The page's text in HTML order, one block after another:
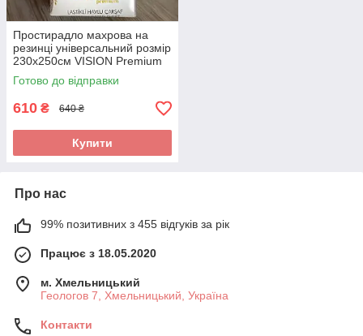
Простирадло махрова на
резинці універсальний розмір
230х250см VISION Premium
Туреччина Колір - Білий
100% Бавовна
Готово до відправки
610 ₴ 640 ₴
Купити
Про нас
99% позитивних з 455 відгуків за рік
Працює з 18.05.2020
м. Хмельницький
Геологов 7, Хмельницький, Україна
Контакти